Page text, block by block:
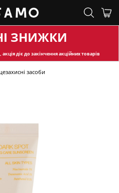
ЗНИЖКИ
діє до закінчення акційних товарів
засоби